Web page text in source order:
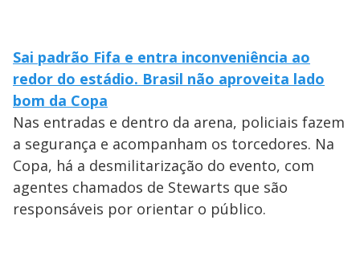
Sai padrão Fifa e entra inconveniência ao
redor do estádio. Brasil não aproveita lado
bom da Copa
Nas entradas e dentro da arena, policiais fazem
a segurança e acompanham os torcedores. Na
Copa, há a desmilitarização do evento, com
agentes chamados de Stewarts que são
responsáveis por orientar o público.